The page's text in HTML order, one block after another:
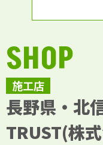
施工店
SHOP
長野県・北
TRUST(株